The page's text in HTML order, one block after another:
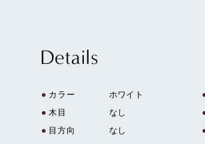
Details
カラー
ホワイト
木目
なし
目方向
なし